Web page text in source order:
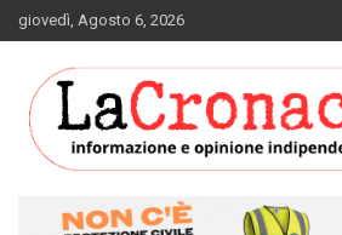
Skip
to
giovedì, Agosto 6, 2026
La Cronaca